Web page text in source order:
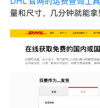
量和尺寸，几分钟就能拿